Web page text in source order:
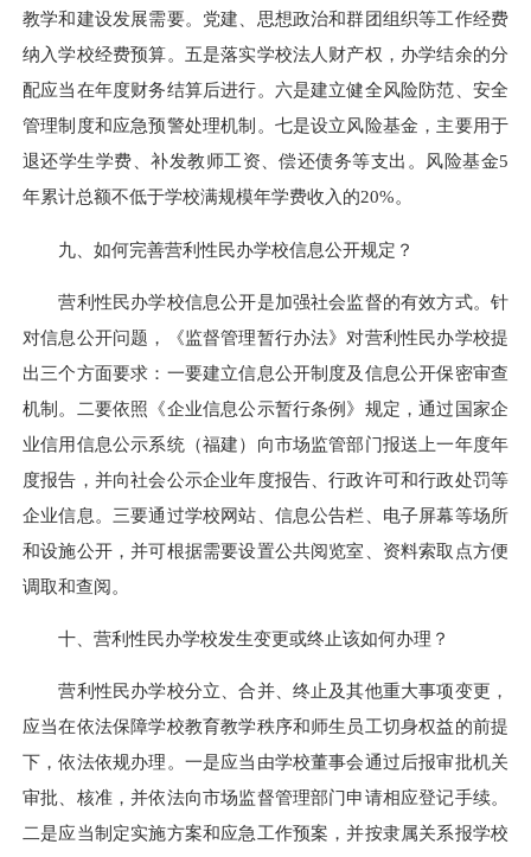
教学和建设发展需要。党建、思想政治和群团组织等工作经费
纳入学校经费预算。五是落实学校法人财产权，办学结余的分
配应当在年度财务结算后进行。六是建立健全风险防范、安全
管理制度和应急预警处理机制。七是设立风险基金，主要用于
退还学生学费、补发教师工资、偿还债务等支出。风险基金5
年累计总额不低于学校满规模年学费收入的20%。
九、如何完善营利性民办学校信息公开规定？
营利性民办学校信息公开是加强社会监督的有效方式。针
对信息公开问题，《监督管理暂行办法》对营利性民办学校提
出三个方面要求：一要建立信息公开制度及信息公开保密审查
机制。二要依照《企业信息公示暂行条例》规定，通过国家企
业信用信息公示系统（福建）向市场监管部门报送上一年度年
度报告，并向社会公示企业年度报告、行政许可和行政处罚等
企业信息。三要通过学校网站、信息公告栏、电子屏幕等场所
和设施公开，并可根据需要设置公共阅览室、资料索取点方便
调取和查阅。
十、营利性民办学校发生变更或终止该如何办理？
营利性民办学校分立、合并、终止及其他重大事项变更，
应当在依法保障学校教育教学秩序和师生员工切身权益的前提
下，依法依规办理。一是应当由学校董事会通过后报审批机关
审批、核准，并依法向市场监督管理部门申请相应登记手续。
二是应当制定实施方案和应急工作预案，并按隶属关系报学校